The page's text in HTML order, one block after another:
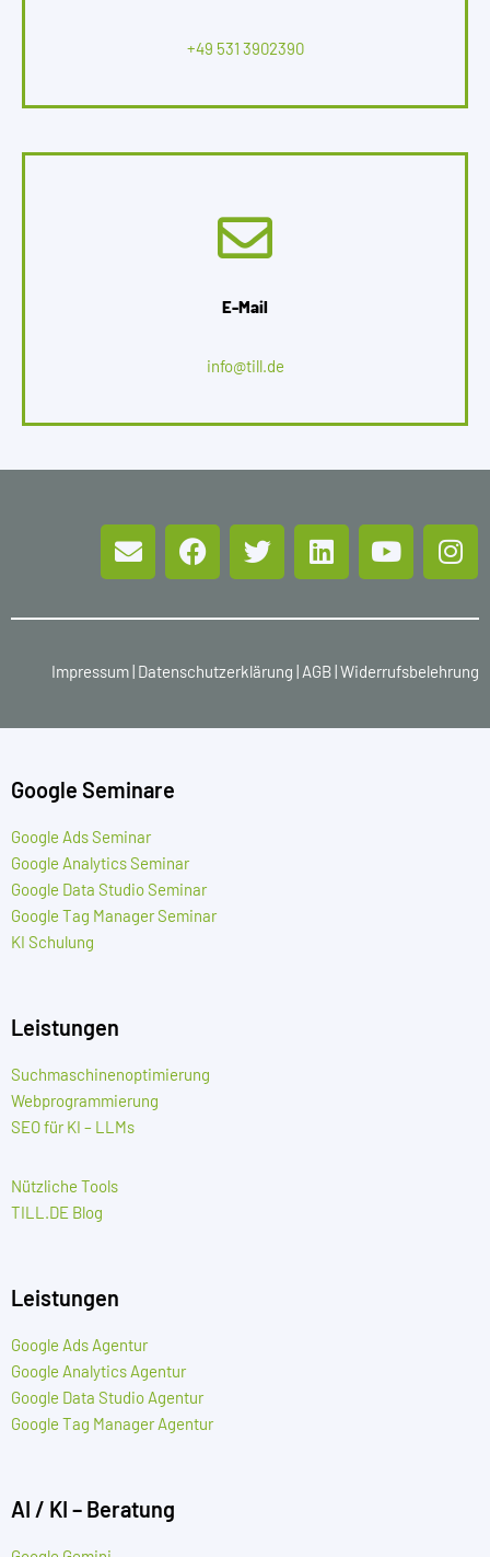
+49 531 3902390
E-Mail
info@till.de
Impressum| Datenschutzerklärung | AGB|Widerrufsbelehrung
Google Seminare
Google Ads Seminar
Google Analytics Seminar
Google Data Studio Seminar
Google Tag Manager Seminar
KI Schulung
Leistungen
Suchmaschinenoptimierung
Webprogrammierung
SEO für KI – LLMs
Nützliche Tools
TILL.DE Blog
Leistungen
Google Ads Agentur
Google Analytics Agentur
Google Data Studio Agentur
Google Tag Manager Agentur
AI / KI – Beratung